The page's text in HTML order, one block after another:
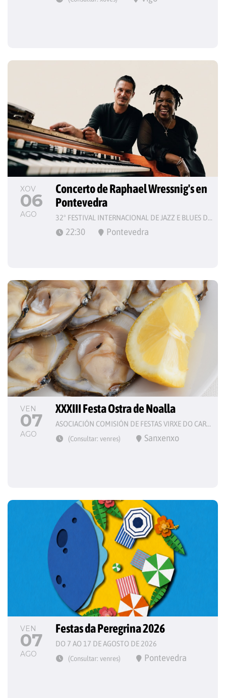
XOV
06
AGO
Concerto de Raphael Wressnig's en
Pontevedra
32º FESTIVAL INTERNACIONAL DE JAZZ E BLUES DE PONTEVEDRA
22:30 Pontevedra
VEN
07
AGO
XXXIII Festa Ostra de Noalla
ASOCIACIÓN COMISIÓN DE FESTAS VIRXE DO CARME
(Consultar: venres) Sanxenxo
VEN
07
AGO
Festas da Peregrina 2026
DO 7 AO 17 DE AGOSTO DE 2026
(Consultar: venres) Pontevedra